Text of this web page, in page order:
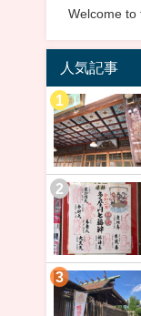
Welcome to
人気記事